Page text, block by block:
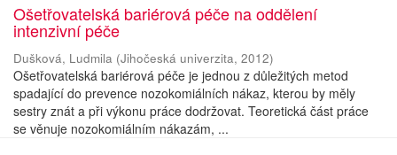
Ošetřovatelská bariérová péče na oddělení
intenzivní péče
Dušková, Ludmila (Jihočeská univerzita, 2012)
Ošetřovatelská bariérová péče je jednou z důležitých metod
spadající do prevence nozokomiálních nákaz, kterou by měly
sestry znát a při výkonu práce dodržovat. Teoretická část práce
se věnuje nozokomiálním nákazám, ...